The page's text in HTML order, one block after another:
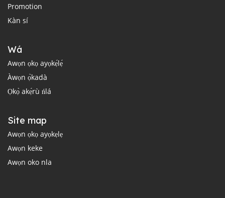
Promotion
Kàn sí
Wá
Awọn ọkọ ayọkẹ́lẹ́
Àwọn ọ̀kadà
Ọkọ̀ akẹ́rù ńlá
Site map
Awọn ọkọ ayọkẹlẹ
Awọn keke
Awọn oko nla